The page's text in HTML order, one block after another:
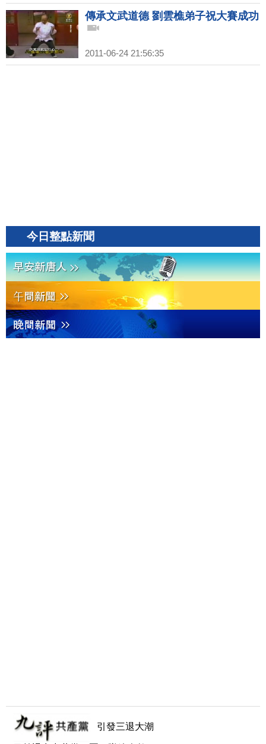
傳承文武道德 劉雲樵弟子祝大賽成功
2011-06-24 21:56:35
今日整點新聞
引發三退大潮